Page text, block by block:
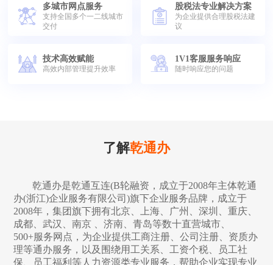
多城市网点服务
支持全国多个一二线城市
交付
股税法专业解决方案
为企业提供合理股税法建
议
技术高效赋能
高效内部管理提升效率
1V1客服服务响应
随时响应您的问题
了解乾通办
乾通办是乾通互连(B轮融资，成立于2008年主体乾通
办(浙江)企业服务有限公司)旗下企业服务品牌，成立于
2008年，集团旗下拥有北京、上海、广州、深圳、重庆、
成都、武汉、南京 、济南、青岛等数十直营城市、
500+服务网点，为企业提供工商注册、公司注册、资质办
理等通办服务，以及围绕用工关系、工资个税、员工社
保、员工福利等人力资源类专业服务，帮助企业实现专业